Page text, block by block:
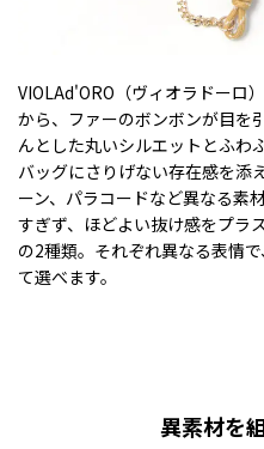
VIOLAd'ORO（ヴィオラドーロ
から、ファーのボンボンが目を
んとした丸いシルエットとふわ
バッグにさりげない存在感を添
ーン、パラコードなど異なる素
すぎず、ほどよい抜け感をプラ
の2種類。それぞれ異なる表情
て選べます。
異素材を